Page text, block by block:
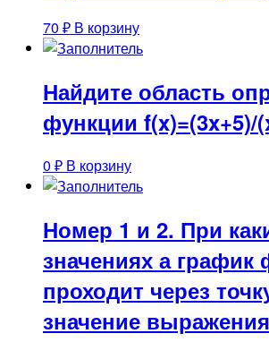
70 ₽ В корзину
Найдите область
функции f(x)=(3x+5)/
0 ₽ В корзину
Номер 1 и 2. При
значениях а график
проходит через
значение выражения